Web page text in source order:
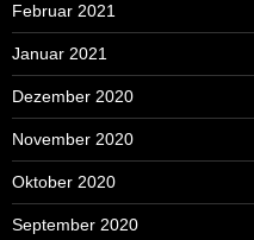
Februar 2021
Januar 2021
Dezember 2020
November 2020
Oktober 2020
September 2020